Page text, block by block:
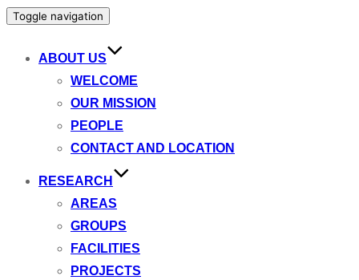
Toggle navigation
ABOUT US
WELCOME
OUR MISSION
PEOPLE
CONTACT AND LOCATION
RESEARCH
AREAS
GROUPS
FACILITIES
PROJECTS